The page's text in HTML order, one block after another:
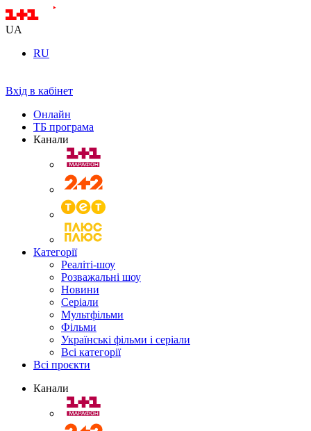
UA
RU
Вхід в кабінет
Онлайн
ТБ програма
Канали
Категорії
Реаліті-шоу
Розважальні шоу
Новини
Серіали
Мультфільми
Фільми
Українські фільми і серіали
Всі категорії
Всі проєкти
Канали